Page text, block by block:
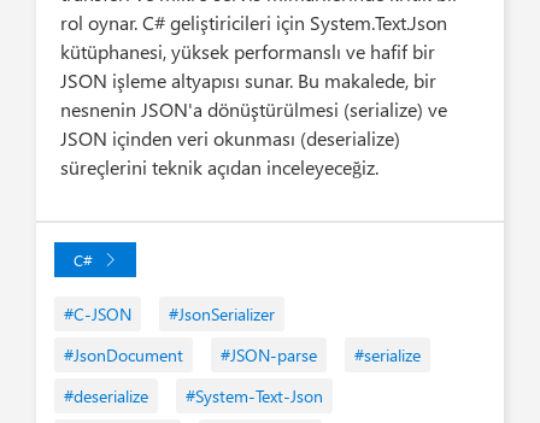
rol oynar. C# geliştiricileri için System.Text.Json
kütüphanesi, yüksek performanslı ve hafif bir
JSON işleme altyapısı sunar. Bu makalede, bir
nesnenin JSON'a dönüştürülmesi (serialize) ve
JSON içinden veri okunması (deserialize)
süreçlerini teknik açıdan inceleyeceğiz.
C#
#C-JSON
#JsonSerializer
#JsonDocument
#JSON-parse
#serialize
#deserialize
#System-Text-Json